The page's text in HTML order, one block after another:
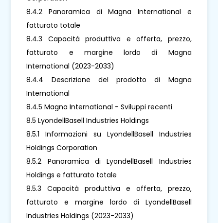
8.4.2 Panoramica di Magna International e
fatturato totale
8.4.3 Capacità produttiva e offerta, prezzo,
fatturato e margine lordo di Magna
International (2023-2033)
8.4.4 Descrizione del prodotto di Magna
International
8.4.5 Magna International - Sviluppi recenti
8.5 LyondellBasell Industries Holdings
8.5.1 Informazioni su LyondellBasell Industries
Holdings Corporation
8.5.2 Panoramica di LyondellBasell Industries
Holdings e fatturato totale
8.5.3 Capacità produttiva e offerta, prezzo,
fatturato e margine lordo di LyondellBasell
Industries Holdings (2023-2033)